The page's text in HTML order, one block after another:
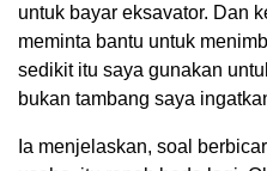
untuk bayar eksavator. Dan
meminta bantu untuk
sedikit itu saya gunakan
bukan tambang saya
Ia menjelaskan, soal